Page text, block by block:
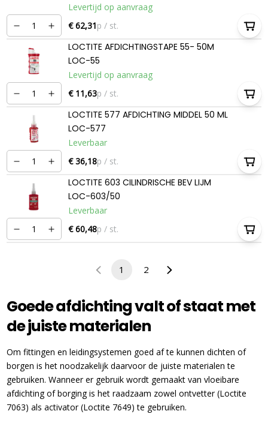
Levertijd op aanvraag
€ 62,31p / st.
LOCTITE AFDICHTINGSTAPE 55- 50M
LOC-55
Levertijd op aanvraag
€ 11,63p / st.
LOCTITE 577 AFDICHTING MIDDEL 50 ML
LOC-577
Leverbaar
€ 36,18p / st.
LOCTITE 603 CILINDRISCHE BEV LIJM
LOC-603/50
Leverbaar
€ 60,48p / st.
1 2
Goede afdichting valt of staat met
de juiste materialen
Om fittingen en leidingsystemen goed af te kunnen dichten of
borgen is het noodzakelijk daarvoor de juiste materialen te
gebruiken. Wanneer er gebruik wordt gemaakt van vloeibare
afdichting of borging is het raadzaam zowel ontvetter (Loctite
7063) als activator (Loctite 7649) te gebruiken.